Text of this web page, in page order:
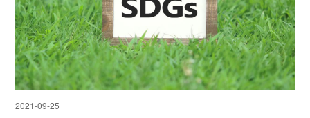
2021-09-25